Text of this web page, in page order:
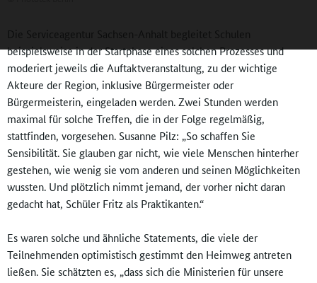
Die Serviceagentur Sachsen-Anhalt begleitet Schulen
beispielsweise in der Startphase eines solchen Prozesses und
moderiert jeweils die Auftaktveranstaltung, zu der wichtige
Akteure der Region, inklusive Bürgermeister oder
Bürgermeisterin, eingeladen werden. Zwei Stunden werden
maximal für solche Treffen, die in der Folge regelmäßig,
stattfinden, vorgesehen. Susanne Pilz: „So schaffen Sie
Sensibilität. Sie glauben gar nicht, wie viele Menschen hinterher
gestehen, wie wenig sie vom anderen und seinen Möglichkeiten
wussten. Und plötzlich nimmt jemand, der vorher nicht daran
gedacht hat, Schüler Fritz als Praktikanten.“
Es waren solche und ähnliche Statements, die viele der
Teilnehmenden optimistisch gestimmt den Heimweg antreten
ließen. Sie schätzten es, „dass sich die Ministerien für unsere